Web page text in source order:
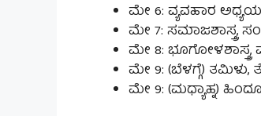
ಮೇ 6: ವ್ಯವಹಾರ
ಮೇ 7: ಸಮಾಜಶಾಸ್ತ್ರ,
ಮೇ 8: ಭೂಗೋಳಶಾಸ್ತ್ರ,
ಮೇ 9: (ಬೆಳಗ್ಗೆ)
ಮೇ 9: (ಮಧ್ಯಾಹ್ನ)